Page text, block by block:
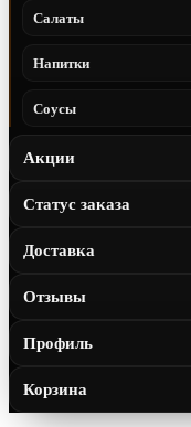
Салаты
Напитки
Соусы
Акции
Статус заказа
Доставка
Отзывы
Профиль
Корзина